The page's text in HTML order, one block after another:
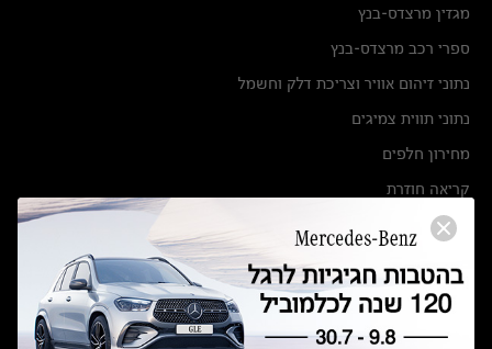
מגזין מרצדס-בנץ
ספרי רכב מרצדס-בנץ
נתוני זיהום אוויר וצריכת דלק וחשמל
נתוני תווית צמיגים
מחירון חלפים
קריאה חוזרת
הודעה על הטבות לרכבי מרצדס בהסדר פשרה בתצ 56447-02-19
תקנון ימי מכירות 120 לכלמוביל